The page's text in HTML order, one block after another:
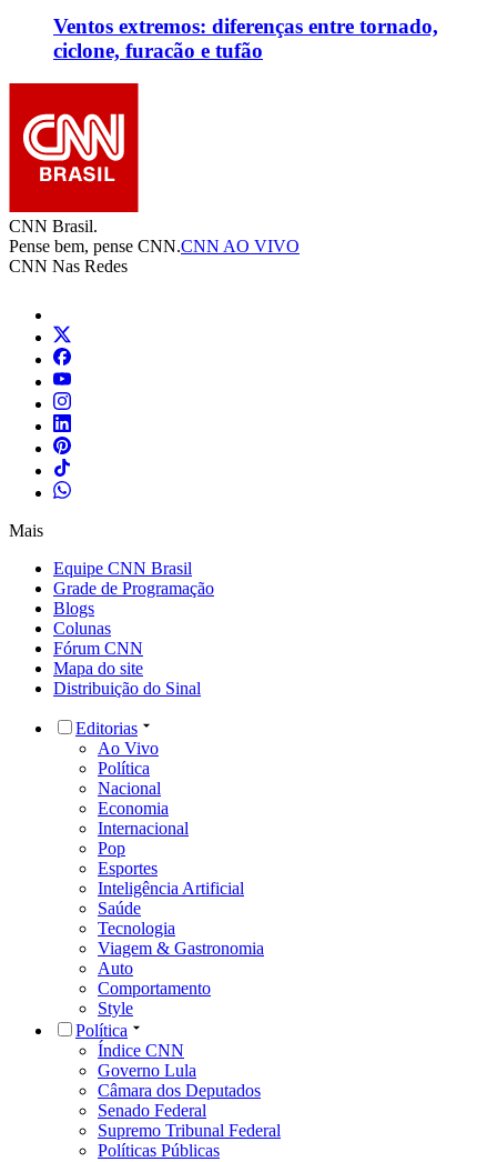
Ventos extremos: diferenças entre tornado,
ciclone, furacão e tufão
CNN Brasil.
Pense bem, pense CNN.CNN AO VIVO
CNN Nas Redes
Mais
Equipe CNN Brasil
Grade de Programação
Blogs
Colunas
Fórum CNN
Mapa do site
Distribuição do Sinal
Editorias
Ao Vivo
Política
Nacional
Economia
Internacional
Pop
Esportes
Inteligência Artificial
Saúde
Tecnologia
Viagem & Gastronomia
Auto
Comportamento
Style
Política
Índice CNN
Governo Lula
Câmara dos Deputados
Senado Federal
Supremo Tribunal Federal
Políticas Públicas